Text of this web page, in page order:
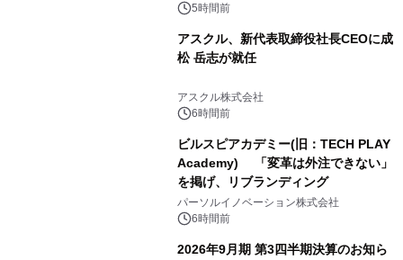
かる実践ガイド
5時間前
アスクル、新代表取締役社長CEOに成
松 岳志が就任
アスクル株式会社
6時間前
ビルスピアカデミー(旧：TECH PLAY
Academy) 「変革は外注できない」
を掲げ、リブランディング
パーソルイノベーション株式会社
6時間前
2026年9月期 第3四半期決算のお知ら